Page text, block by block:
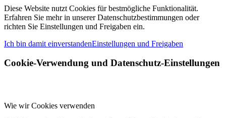
Diese Website nutzt Cookies für bestmögliche Funktionalität.
Erfahren Sie mehr in unserer Datenschutzbestimmungen oder
richten Sie Einstellungen und Freigaben ein.
Ich bin damit einverstandenEinstellungen und Freigaben
Cookie-Verwendung und Datenschutz-Einstellungen
Wie wir Cookies verwenden